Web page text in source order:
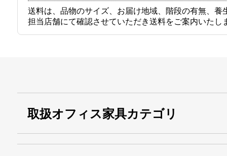
送料は、品物のサイズ、お届け地域、階段の有無、
担当店舗にて確認させていただき送料をご案内いたし
取扱オフィス家具カテゴリ